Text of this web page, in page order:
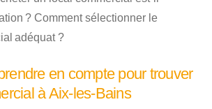
? Comment sélectionner le
adéquat ?
en compte pour trouver
à Aix-les-Bains